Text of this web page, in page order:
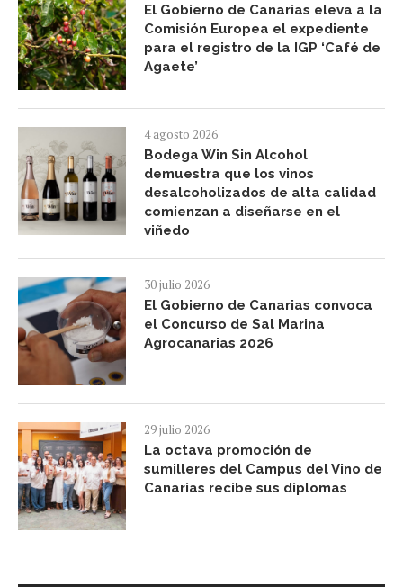
El Gobierno de Canarias eleva a la
Comisión Europea el expediente
para el registro de la IGP ‘Café de
Agaete’
4 agosto 2026
Bodega Win Sin Alcohol
demuestra que los vinos
desalcoholizados de alta calidad
comienzan a diseñarse en el
viñedo
30 julio 2026
El Gobierno de Canarias convoca
el Concurso de Sal Marina
Agrocanarias 2026
29 julio 2026
La octava promoción de
sumilleres del Campus del Vino de
Canarias recibe sus diplomas